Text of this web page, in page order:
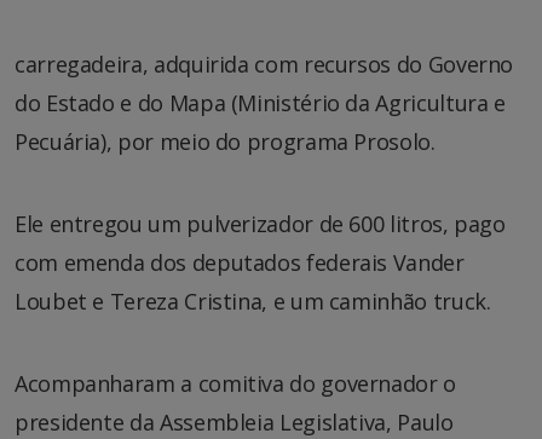
carregadeira, adquirida com recursos do Governo
do Estado e do Mapa (Ministério da Agricultura e
Pecuária), por meio do programa Prosolo.
Ele entregou um pulverizador de 600 litros, pago
com emenda dos deputados federais Vander
Loubet e Tereza Cristina, e um caminhão truck.
Acompanharam a comitiva do governador o
presidente da Assembleia Legislativa, Paulo